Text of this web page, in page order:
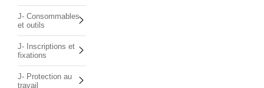
J- Consommables
et outils
J- Inscriptions et
fixations
J- Protection au
travail